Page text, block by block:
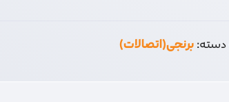
دسته:برنجی(اتصالات)